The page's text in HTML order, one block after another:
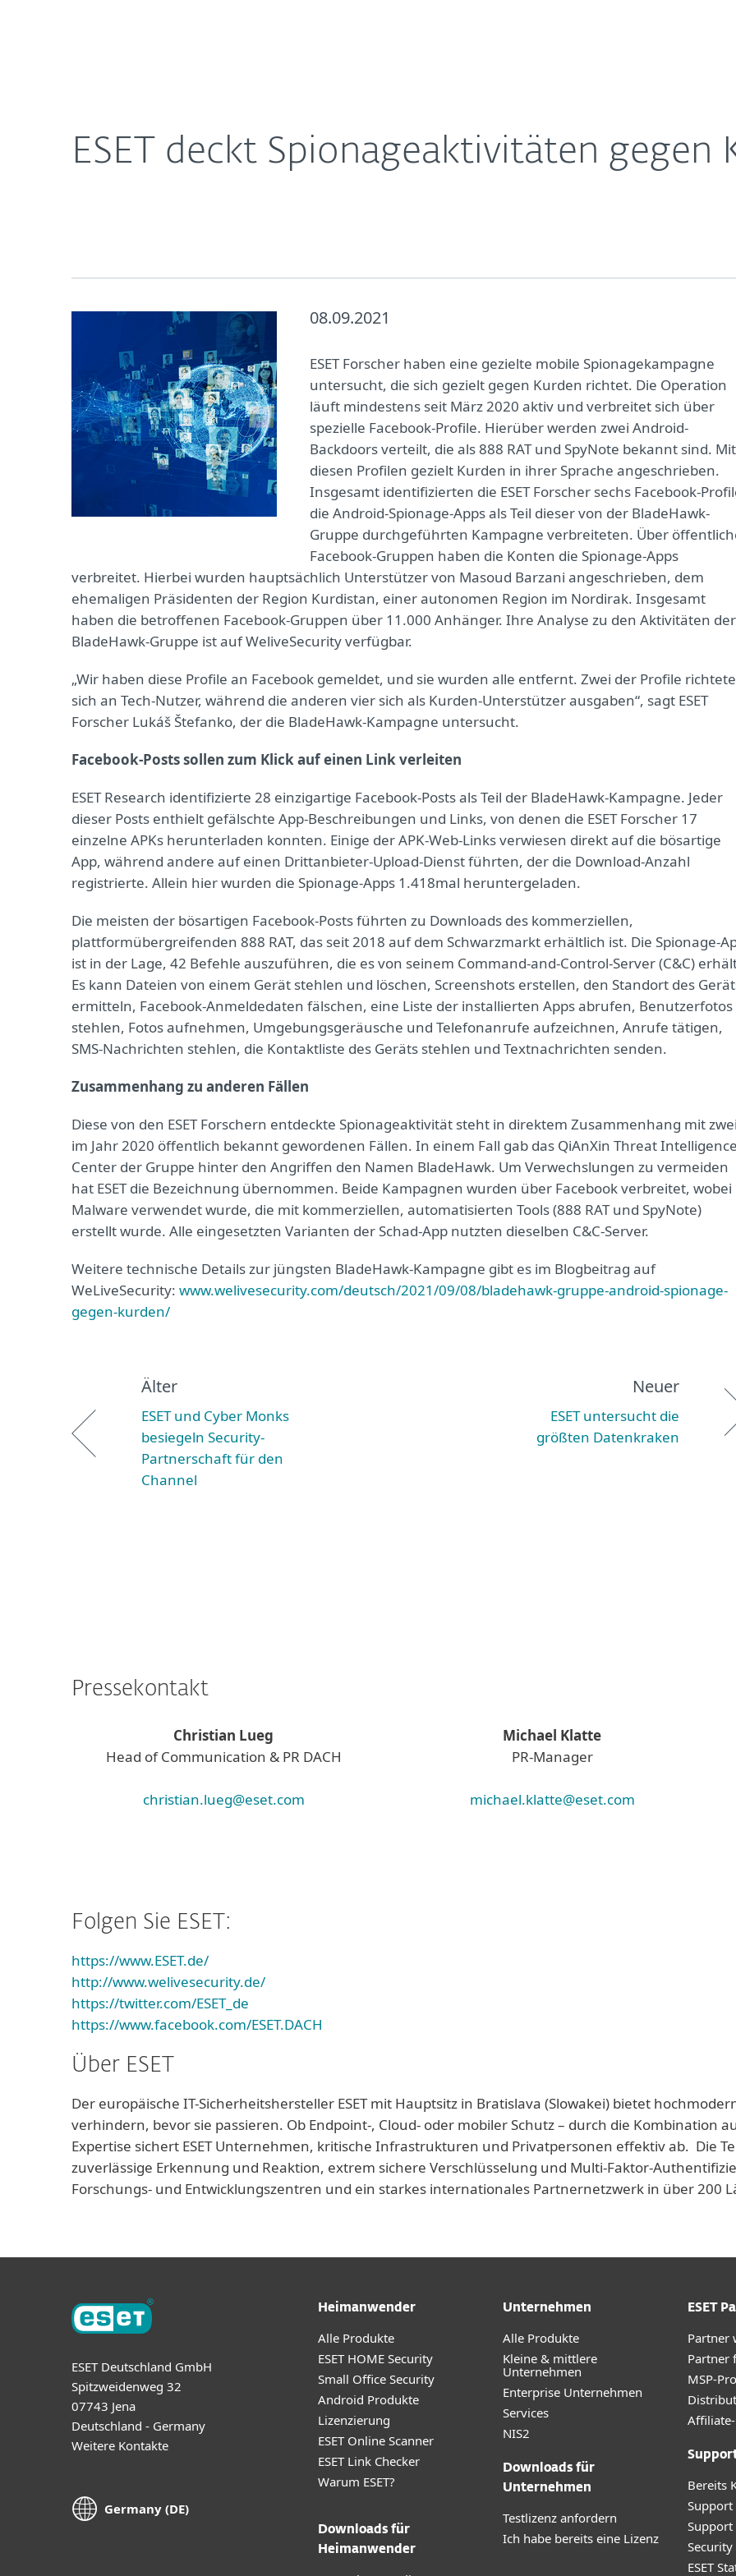
ESET deckt Spionageaktivitäten gegen
08.09.2021
ESET Forscher haben eine gezielte mobile Spionagekampagne
untersucht, die sich gezielt gegen Kurden richtet. Die Operation
läuft mindestens seit März 2020 aktiv und verbreitet sich über
spezielle Facebook-Profile. Hierüber werden zwei Android-
Backdoors verteilt, die als 888 RAT und SpyNote bekannt sind. Mit
diesen Profilen gezielt Kurden in ihrer Sprache angeschrieben.
Insgesamt identifizierten die ESET Forscher sechs Facebook-
die Android-Spionage-Apps als Teil dieser von der BladeHawk-
Gruppe durchgeführten Kampagne verbreiteten. Über
Facebook-Gruppen haben die Konten die Spionage-Apps
verbreitet. Hierbei wurden hauptsächlich Unterstützer von Masoud Barzani angeschrieben, dem
ehemaligen Präsidenten der Region Kurdistan, einer autonomen Region im Nordirak. Insgesamt
haben die betroffenen Facebook-Gruppen über 11.000 Anhänger. Ihre Analyse zu den Aktivitäten der
BladeHawk-Gruppe ist auf WeliveSecurity verfügbar.
„Wir haben diese Profile an Facebook gemeldet, und sie wurden alle entfernt. Zwei der Profile
sich an Tech-Nutzer, während die anderen vier sich als Kurden-Unterstützer ausgaben“, sagt ESET
Forscher Lukáš Štefanko, der die BladeHawk-Kampagne untersucht.
Facebook-Posts sollen zum Klick auf einen Link verleiten
ESET Research identifizierte 28 einzigartige Facebook-Posts als Teil der BladeHawk-Kampagne. Jeder
dieser Posts enthielt gefälschte App-Beschreibungen und Links, von denen die ESET Forscher 17
einzelne APKs herunterladen konnten. Einige der APK-Web-Links verwiesen direkt auf die bösartige
App, während andere auf einen Drittanbieter-Upload-Dienst führten, der die Download-Anzahl
registrierte. Allein hier wurden die Spionage-Apps 1.418mal heruntergeladen.
Die meisten der bösartigen Facebook-Posts führten zu Downloads des kommerziellen,
plattformübergreifenden 888 RAT, das seit 2018 auf dem Schwarzmarkt erhältlich ist. Die Spionage-
ist in der Lage, 42 Befehle auszuführen, die es von seinem Command-and-Control-Server (C&C)
Es kann Dateien von einem Gerät stehlen und löschen, Screenshots erstellen, den Standort des
ermitteln, Facebook-Anmeldedaten fälschen, eine Liste der installierten Apps abrufen, Benutzerfotos
stehlen, Fotos aufnehmen, Umgebungsgeräusche und Telefonanrufe aufzeichnen, Anrufe tätigen,
SMS-Nachrichten stehlen, die Kontaktliste des Geräts stehlen und Textnachrichten senden.
Zusammenhang zu anderen Fällen
Diese von den ESET Forschern entdeckte Spionageaktivität steht in direktem Zusammenhang mit
im Jahr 2020 öffentlich bekannt gewordenen Fällen. In einem Fall gab das QiAnXin Threat
Center der Gruppe hinter den Angriffen den Namen BladeHawk. Um Verwechslungen zu vermeiden
hat ESET die Bezeichnung übernommen. Beide Kampagnen wurden über Facebook verbreitet, wobei
Malware verwendet wurde, die mit kommerziellen, automatisierten Tools (888 RAT und SpyNote)
erstellt wurde. Alle eingesetzten Varianten der Schad-App nutzten dieselben C&C-Server.
Weitere technische Details zur jüngsten BladeHawk-Kampagne gibt es im Blogbeitrag auf
WeLiveSecurity: www.welivesecurity.com/deutsch/2021/09/08/bladehawk-gruppe-android-spionage-
gegen-kurden/
Älter
ESET und Cyber Monks
besiegeln Security-
Partnerschaft für den
Channel
Neuer
ESET untersucht die
größten Datenkraken
Pressekontakt
Christian Lueg
Head of Communication & PR DACH
christian.lueg@eset.com
Michael Klatte
PR-Manager
michael.klatte@eset.com
Folgen Sie ESET:
https://www.ESET.de/
http://www.welivesecurity.de/
https://twitter.com/ESET_de
https://www.facebook.com/ESET.DACH
Über ESET
Der europäische IT-Sicherheitshersteller ESET mit Hauptsitz in Bratislava (Slowakei) bietet
verhindern, bevor sie passieren. Ob Endpoint-, Cloud- oder mobiler Schutz – durch die Kombination
Expertise sichert ESET Unternehmen, kritische Infrastrukturen und Privatpersonen effektiv ab. Die
zuverlässige Erkennung und Reaktion, extrem sichere Verschlüsselung und Multi-Faktor-
Forschungs- und Entwicklungszentren und ein starkes internationales Partnernetzwerk in über 200
ESET Deutschland GmbH
Spitzweidenweg 32
07743 Jena
Deutschland - Germany
Weitere Kontakte
Germany (DE)
Heimanwender
Alle Produkte
ESET HOME Security
Small Office Security
Android Produkte
Lizenzierung
ESET Online Scanner
ESET Link Checker
Warum ESET?
Downloads für
Heimanwender
Unternehmen
Alle Produkte
Kleine & mittlere
Unternehmen
Enterprise Unternehmen
Services
NIS2
Downloads für
Unternehmen
Testlizenz anfordern
Ich habe bereits eine Lizenz
ESET
Partner
Partner
MSP-
Bereits
ESET